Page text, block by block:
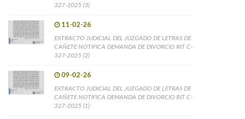
327-2025 (3)
11-02-26
EXTRACTO JUDICIAL DEL JUZGADO DE LETRAS DE
CAÑETE NOTIFICA DEMANDA DE DIVORCIO RIT C-
327-2025 (2)
09-02-26
EXTRACTO JUDICIAL DEL JUZGADO DE LETRAS DE
CAÑETE NOTIFICA DEMANDA DE DIVORCIO RIT C-
327-2025 (1)